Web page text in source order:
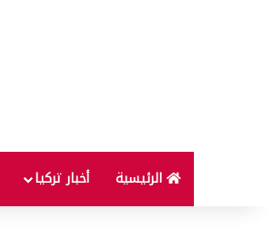
الرئيسية أخبار تركيا